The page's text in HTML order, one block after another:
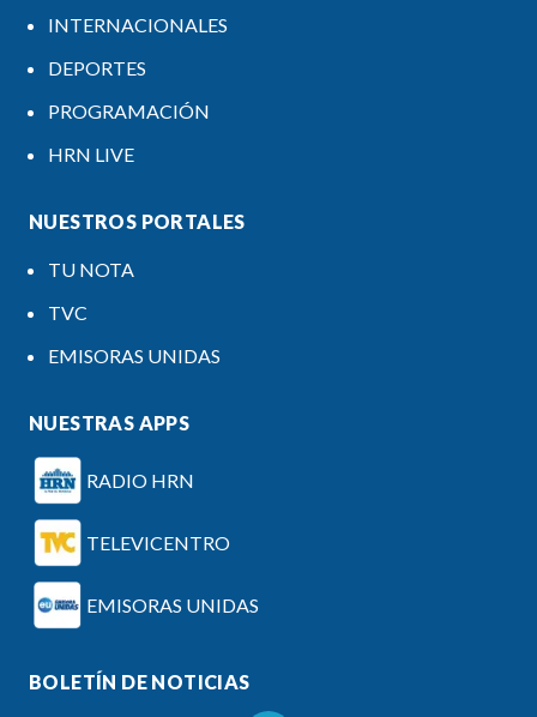
INTERNACIONALES
DEPORTES
PROGRAMACIÓN
HRN LIVE
NUESTROS PORTALES
TU NOTA
TVC
EMISORAS UNIDAS
NUESTRAS APPS
RADIO HRN
TELEVICENTRO
EMISORAS UNIDAS
BOLETÍN DE NOTICIAS